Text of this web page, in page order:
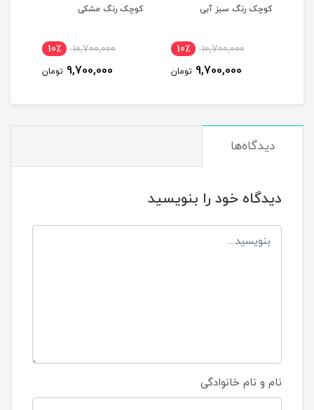
کوچک رنگ سبز آبی
10,700,000 10٪
9,700,000 تومان
کوچک رنگ مشکی
10,700,000 10٪
9,700,000 تومان
دیدگاه‌ها
دیدگاه خود را بنویسید
نام و نام خانوادگی